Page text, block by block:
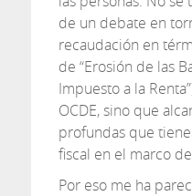
de un debate en
recaudación en
de “Erosión de las
Impuesto a la
OCDE, sino que
profundas que
fiscal en el marco
Por eso me ha